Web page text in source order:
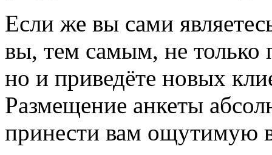
Если же вы сами
вы, тем самым, не
но и приведёте новых
Размещение анкеты
принести вам ощутимую